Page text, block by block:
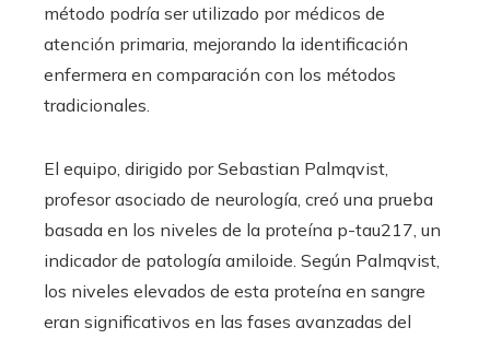
método podría ser utilizado por médicos de
atención primaria, mejorando la identificación
enfermera en comparación con los métodos
tradicionales.
El equipo, dirigido por Sebastian Palmqvist,
profesor asociado de neurología, creó una prueba
basada en los niveles de la proteína p-tau217, un
indicador de patología amiloide. Según Palmqvist,
los niveles elevados de esta proteína en sangre
eran significativos en las fases avanzadas del